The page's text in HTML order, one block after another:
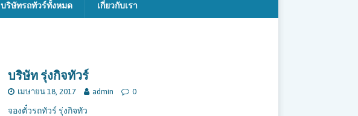
บริษัทรถทัวร์ทั้งหมด เกี่ยวกับเรา
บริษัท รุ่งกิจทัวร์
เมษายน 18, 2017 admin 0
จองตั๋วรถทัวร์ รุ่งกิจทัว